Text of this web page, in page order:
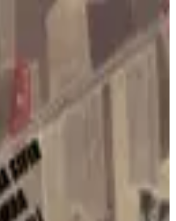
| Müstakil Tapulu |
10.07.2026